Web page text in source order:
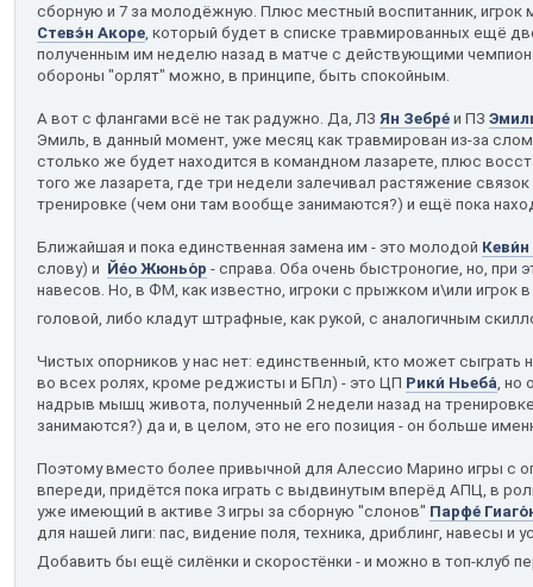
сборную и 7 за молодёжную. Плюс местный воспитанник,
Стевэ́н Акоре , который будет в списке травмированных ещё
полученным им неделю назад в матче с действующими
обороны "орлят" можно, в принципе, быть спокойным.
А вот с флангами всё не так радужно. Да, ЛЗ Ян Зебре́ и ПЗ
Эмиль, в данный момент, уже месяц как травмирован из-за
столько же будет находится в командном лазарете, плюс
того же лазарета, где три недели залечивал растяжение
тренировке (чем они там вообще занимаются?) и ещё пока
Ближайшая и пока единственная замена им - это молодой
слову) и Йе́о Жюньо́р - справа. Оба очень быстроногие, но, при
навесов. Но, в ФМ, как известно, игроки с прыжком и\или игрок
головой, либо кладут штрафные, как рукой, с аналогичным
Чистых опорников у нас нет: единственный, кто может сыграть
во всех ролях, кроме реджисты и БПл) - это ЦП Рики́ Ньеба́ ,
надрыв мышц живота, полученный 2 недели назад на
занимаются?) да и, в целом, это не его позиция - он больше
Поэтому вместо более привычной для Алессио Марино игры с
впереди, придётся пока играть с выдвинутым вперёд АПЦ, в
уже имеющий в активе 3 игры за сборную "слонов" Парфе́
для нашей лиги: пас, видение поля, техника, дриблинг, навесы и
Добавить бы ещё силёнки и скоростёнки - и можно в топ-клуб